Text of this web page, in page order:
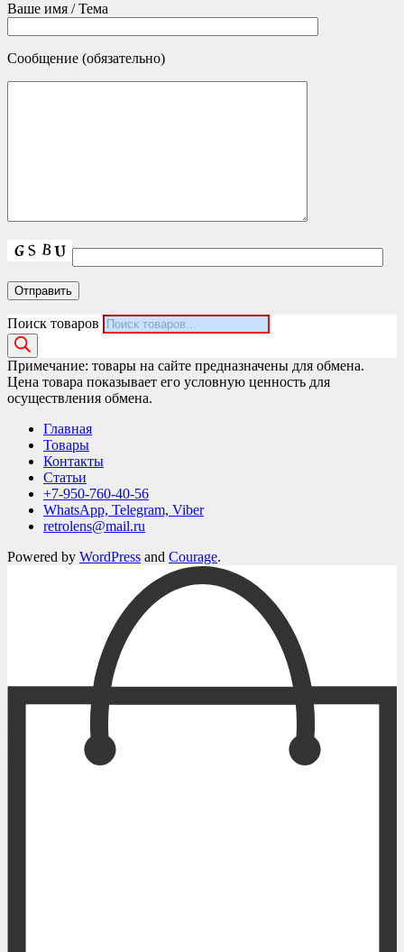
Ваше имя / Тема
Сообщение (обязательно)
Поиск товаров
Примечание: товары на сайте предназначены для обмена.
Цена товара показывает его условную ценность для
осуществления обмена.
Главная
Товары
Контакты
Статьи
+7-950-760-40-56
WhatsApp, Telegram, Viber
retrolens@mail.ru
Powered by WordPress and Courage.